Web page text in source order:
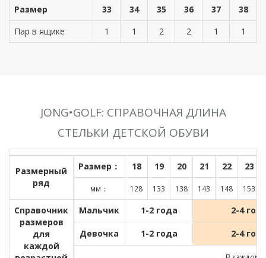
Размер 33 34 35 36 37
38
Пар в ящике
1 1 2 2 1 1
JONG•GOLF: СПРАВОЧНАЯ ДЛИНА
СТЕЛЬКИ ДЕТСКОЙ ОБУВИ
Размерный
ряд
Размер： 18 19 20 21 22 23
мм： 128 133 138 143 148 153
Справочник
размеров
для
каждой
Мальчик 1-2 года 2-4
Девочка 1-2 года 2-4